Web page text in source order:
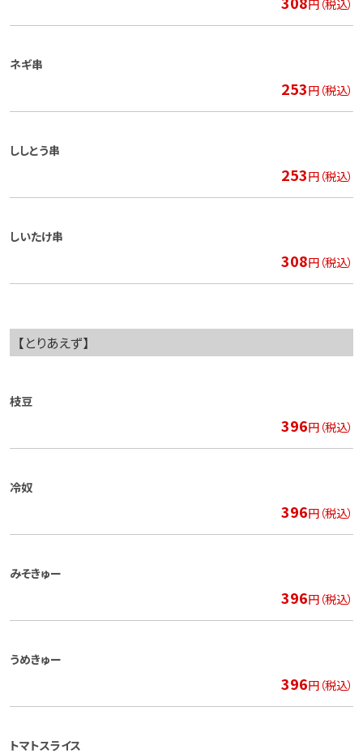
円（税込）
ネギ串
253円（税込）
ししとう串
253円（税込）
しいたけ串
308円（税込）
【とりあえず】
枝豆
396円（税込）
冷奴
396円（税込）
みそきゅー
396円（税込）
うめきゅー
396円（税込）
トマトスライス